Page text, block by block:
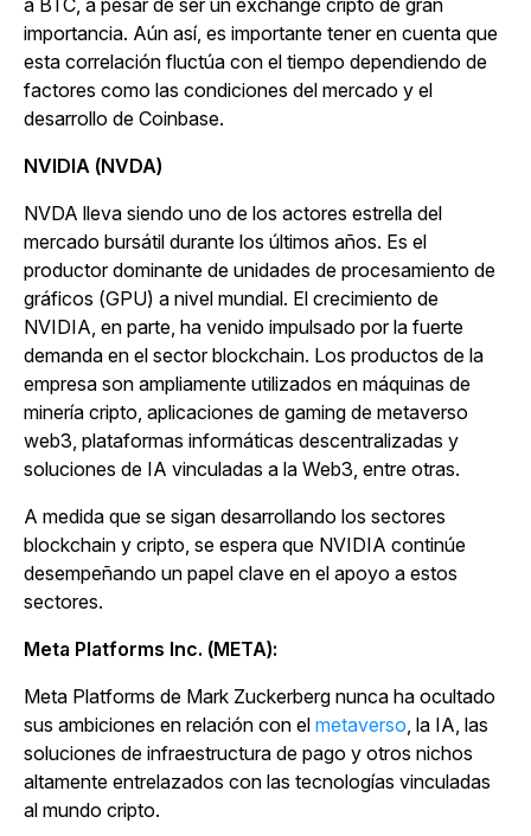
a BTC, a pesar de ser un exchange cripto de gran
importancia. Aún así, es importante tener en cuenta que
esta correlación fluctúa con el tiempo dependiendo de
factores como las condiciones del mercado y el
desarrollo de Coinbase.
NVIDIA (NVDA)
NVDA lleva siendo uno de los actores estrella del
mercado bursátil durante los últimos años. Es el
productor dominante de unidades de procesamiento de
gráficos (GPU) a nivel mundial. El crecimiento de
NVIDIA, en parte, ha venido impulsado por la fuerte
demanda en el sector blockchain. Los productos de la
empresa son ampliamente utilizados en máquinas de
minería cripto, aplicaciones de gaming de metaverso
web3, plataformas informáticas descentralizadas y
soluciones de IA vinculadas a la Web3, entre otras.
A medida que se sigan desarrollando los sectores
blockchain y cripto, se espera que NVIDIA continúe
desempeñando un papel clave en el apoyo a estos
sectores.
Meta Platforms Inc. (META):
Meta Platforms de Mark Zuckerberg nunca ha ocultado
sus ambiciones en relación con el metaverso, la IA, las
soluciones de infraestructura de pago y otros nichos
altamente entrelazados con las tecnologías vinculadas
al mundo cripto.